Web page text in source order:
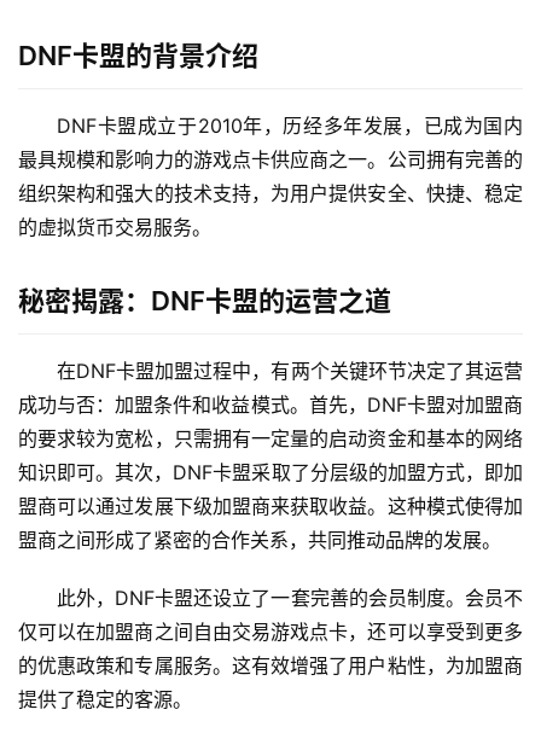
DNF卡盟的背景介绍
DNF卡盟成立于2010年，历经多年发展，已成为国内
最具规模和影响力的游戏点卡供应商之一。公司拥有完善的
组织架构和强大的技术支持，为用户提供安全、快捷、稳定
的虚拟货币交易服务。
秘密揭露：DNF卡盟的运营之道
在DNF卡盟加盟过程中，有两个关键环节决定了其运营
成功与否：加盟条件和收益模式。首先，DNF卡盟对加盟商
的要求较为宽松，只需拥有一定量的启动资金和基本的网络
知识即可。其次，DNF卡盟采取了分层级的加盟方式，即加
盟商可以通过发展下级加盟商来获取收益。这种模式使得加
盟商之间形成了紧密的合作关系，共同推动品牌的发展。
此外，DNF卡盟还设立了一套完善的会员制度。会员不
仅可以在加盟商之间自由交易游戏点卡，还可以享受到更多
的优惠政策和专属服务。这有效增强了用户粘性，为加盟商
提供了稳定的客源。